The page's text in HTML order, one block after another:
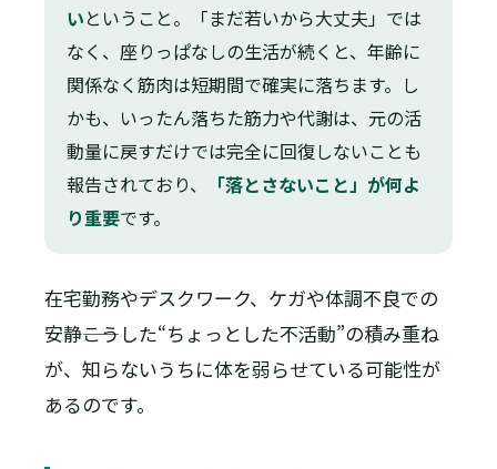
いということ。「まだ若いから大丈夫」では
なく、座りっぱなしの生活が続くと、年齢に
関係なく筋肉は短期間で確実に落ちます。し
かも、いったん落ちた筋力や代謝は、元の活
動量に戻すだけでは完全に回復しないことも
報告されており、
「落とさないこと」が何よ
り重要です。
在宅勤務やデスクワーク、ケガや体調不良での
安静――こうした“ちょっとした不活動”の積み重ね
が、知らないうちに体を弱らせている可能性が
あるのです。